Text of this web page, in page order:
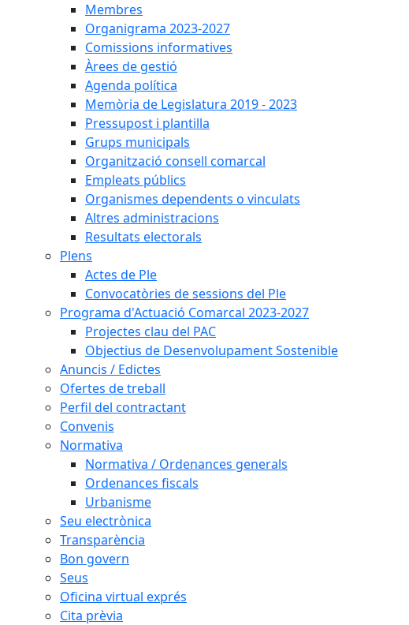
Membres
Organigrama 2023-2027
Comissions informatives
Àrees de gestió
Agenda política
Memòria de Legislatura 2019 - 2023
Pressupost i plantilla
Grups municipals
Organització consell comarcal
Empleats públics
Organismes dependents o vinculats
Altres administracions
Resultats electorals
Plens
Actes de Ple
Convocatòries de sessions del Ple
Programa d'Actuació Comarcal 2023-2027
Projectes clau del PAC
Objectius de Desenvolupament Sostenible
Anuncis / Edictes
Ofertes de treball
Perfil del contractant
Convenis
Normativa
Normativa / Ordenances generals
Ordenances fiscals
Urbanisme
Seu electrònica
Transparència
Bon govern
Seus
Oficina virtual exprés
Cita prèvia